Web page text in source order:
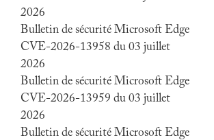
2026
Bulletin de sécurité Microsoft Edge
CVE-2026-13958 du 03 juillet
2026
Bulletin de sécurité Microsoft Edge
CVE-2026-13959 du 03 juillet
2026
Bulletin de sécurité Microsoft Edge